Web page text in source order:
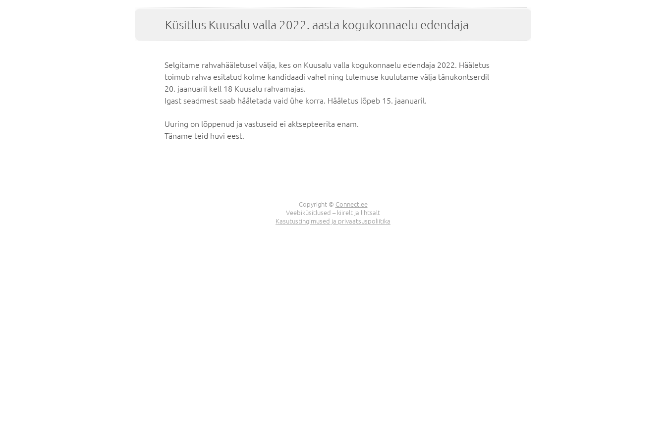
Küsitlus Kuusalu valla 2022. aasta kogukonnaelu edendaja
Selgitame rahvahääletusel välja, kes on Kuusalu valla kogukonnaelu edendaja 2022. Hääletus
toimub rahva esitatud kolme kandidaadi vahel ning tulemuse kuulutame välja tänukontserdil
20. jaanuaril kell 18 Kuusalu rahvamajas.
Igast seadmest saab hääletada vaid ühe korra. Hääletus lõpeb 15. jaanuaril.
Uuring on lõppenud ja vastuseid ei aktsepteerita enam.
Täname teid huvi eest.
Copyright © Connect.ee
Veebiküsitlused – kiirelt ja lihtsalt
Kasutustingimused ja privaatsuspoliitika